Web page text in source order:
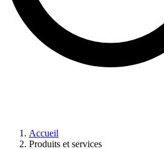
Accueil
Produits et services